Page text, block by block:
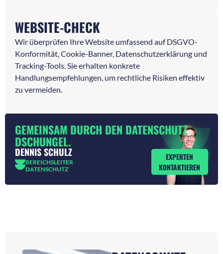
WEBSITE-CHECK
Wir überprüfen Ihre Website umfassend auf DSGVO-
Konformität, Cookie-Banner, Datenschutzerklärung und
Tracking-Tools. Sie erhalten konkrete
Handlungsempfehlungen, um rechtliche Risiken effektiv
zu vermeiden.
GEMEINSAM DURCH DEN DATENSCHUTZ
DSCHUNGEL.
DENNIS SCHULZ
BEREICHSLEITER
DATENSCHUTZ
EXPERTEN
KONTAKTIEREN